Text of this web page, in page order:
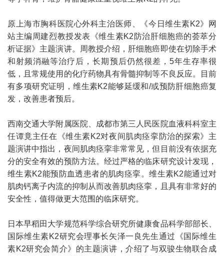
原上海市胸科医院心外科主治医师、《今日维生素K2》网
站主编周建烈教授发表《维生素K2防治肝细胞癌的荟萃分
析证据》主题演讲。周教授介绍，肝细胞癌即使在切除手术
和射频消融等治疗后，长期预后仍然很差，5年生存率很
低，且常规使用的化疗药物具有骨髓抑制等不良反应。目前
有多项研究证明，维生素K2能够延缓和/或预防肝细胞癌复
发，改善患者预后。
西南交通大学附属医院、成都市第三人民医院血液科科室主
任谭竟主任在《维生素K2对夜间肌肉痉挛防治的探索》主
题演讲中指出，夜间肌肉痉挛非常常见，但目前没有依据充
分的安全有效的预防方法。经过严格的临床研究设计发现，
维生素K2能预防血透患者的肌肉痉挛。维生素K2能通过对
肌肉钙离子内流的抑制从而改善肌肉痉挛，且具有非常好的
安全性，值得做更大范围的临床研究。
日本早稻田大学规范科学综合研究所健康食品科学部部长、
国际维生素K2研究会理事长矢泽一良先生通过《国际维生
素K2研究会简介》的主题演讲，介绍了与双骏生物联合成